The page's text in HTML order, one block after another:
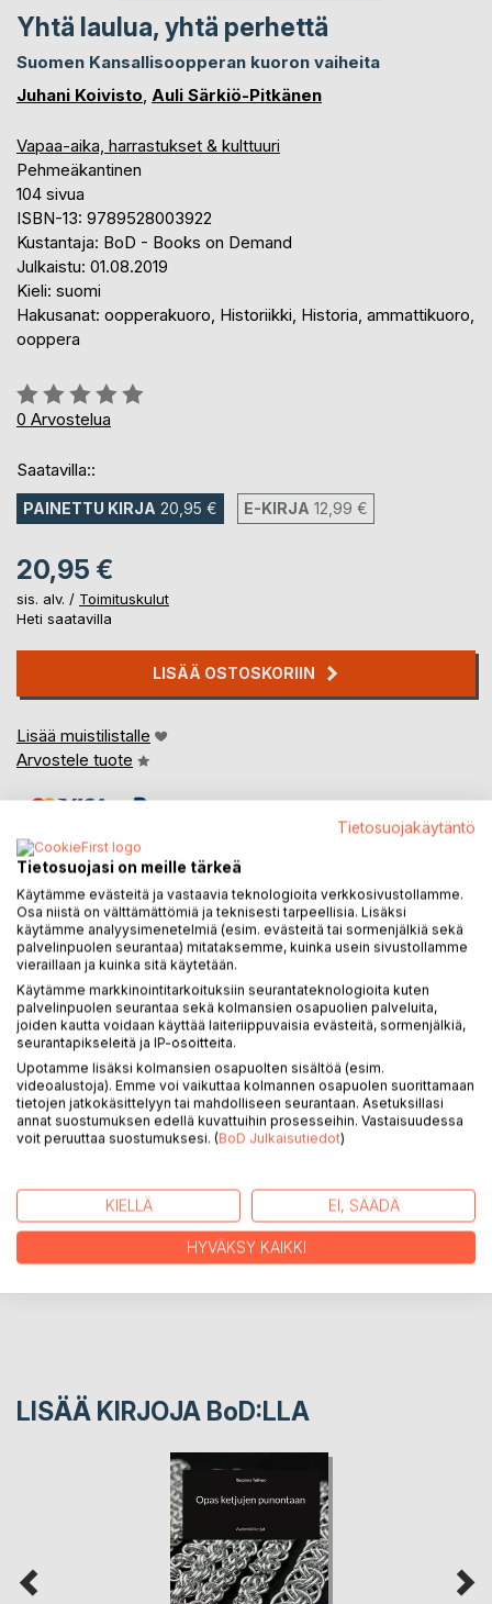
Yhtä laulua, yhtä perhettä
Suomen Kansallisoopperan kuoron vaiheita
Juhani Koivisto, Auli Särkiö-Pitkänen
Vapaa-aika, harrastukset & kulttuuri
Pehmeäkantinen
104 sivua
ISBN-13: 9789528003922
Kustantaja: BoD - Books on Demand
Julkaistu: 01.08.2019
Kieli: suomi
Hakusanat: oopperakuoro, Historiikki, Historia, ammattikuoro,
ooppera
Arvostelu::
0%
0 Arvostelua
Saatavilla::
PAINETTU KIRJA 20,95 € E-KIRJA 12,99 €
20,95 €
sis. alv. / Toimituskulut
Heti saatavilla
LISÄÄ OSTOSKORIIN
Lisää muistilistalle
Arvostele tuote
KUVAUS
Kirja kuvaa Kansallisoopperan kuoron vaiheita sen synnystä
ja vakiintumisesta 2010-luvun oopperantekemiseen.
Mukana ovat kuoron ammatillisen kehityksen päälinjat ja
kohokohdat ikimuistoisine tuotantoineen ja matkoineen,
mutta erityinen paino on oopperakuoron arjessa.
KIRJAILIJA
LEHDISTÖARVOSTELUT
LUKIJA-ARVOSTELUT
LISÄÄ KIRJOJA BoD:LLA
Tietosuojakäytäntö
Tietosuojasi on meille tärkeä
Käytämme evästeitä ja vastaavia teknologioita verkkosivustollamme.
Osa niistä on välttämättömiä ja teknisesti tarpeellisia. Lisäksi
käytämme analyysimenetelmiä (esim. evästeitä tai sormenjälkiä sekä
palvelinpuolen seurantaa) mitataksemme, kuinka usein sivustollamme
vieraillaan ja kuinka sitä käytetään.
Käytämme markkinointitarkoituksiin seurantateknologioita kuten
palvelinpuolen seurantaa sekä kolmansien osapuolien palveluita,
joiden kautta voidaan käyttää laiteriippuvaisia evästeitä, sormenjälkiä,
seurantapikseleitä ja IP-osoitteita.
Upotamme lisäksi kolmansien osapuolten sisältöä (esim.
videoalustoja). Emme voi vaikuttaa kolmannen osapuolen suorittamaan
tietojen jatkokäsittelyyn tai mahdolliseen seurantaan. Asetuksillasi
annat suostumuksen edellä kuvattuihin prosesseihin. Vastaisuudessa
voit peruuttaa suostumuksesi. (BoD Julkaisutiedot)
KIELLÄ EI, SÄÄDÄ
HYVÄKSY KAIKKI